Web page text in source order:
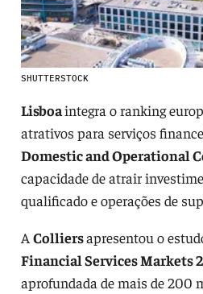
SHUTTERSTOCK
Lisboaintegra o ranking
atrativos para serviços
Domestic and Operational
capacidade de atrair
qualificado e operações de
A Colliersapresentou o
Financial Services Markets
aprofundada de mais de 200